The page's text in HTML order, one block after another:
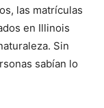
las matrículas
en Illinois
Sin
sabían lo